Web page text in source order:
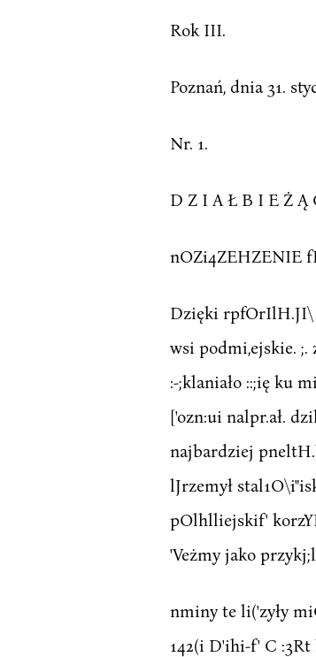
Rok III.
Poznań, dnia 31.
Nr. 1.
D Z I A Ł B I E Ż Ą
nOZi4ZEHZENIE
Dzięki rpfOrIlH.JI\
wsi podmi,ejskie. ;.
:-;klaniało ::;ię ku
['ozn:ui nalpr.ał.
najbardziej
lJrzemył
pOlhlliejskif'
'Veżmy jako
nminy te li('zyły
142(i D'ihi-f' C :3Rt